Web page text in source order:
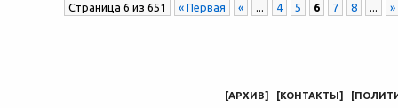
Страница 6 из 651 « Первая « ... 4 5 6 7 8 ... »
[АРХИВ] [КОНТАКТЫ] [